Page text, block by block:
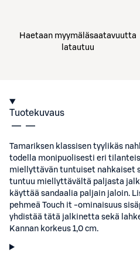
Haetaan myymäläsaatavuutta
latautuu
Tuotekuvaus
Tamariksen klassisen tyylikäs
todella monipuolisesti eri
miellyttävän tuntuiset nahkaiset
tuntuu miellyttävältä paljasta
käyttää sandaalia paljain jaloin.
pehmeä Touch it -ominaisuus
yhdistää tätä jalkinetta sekä
Kannan korkeus 1,0 cm.